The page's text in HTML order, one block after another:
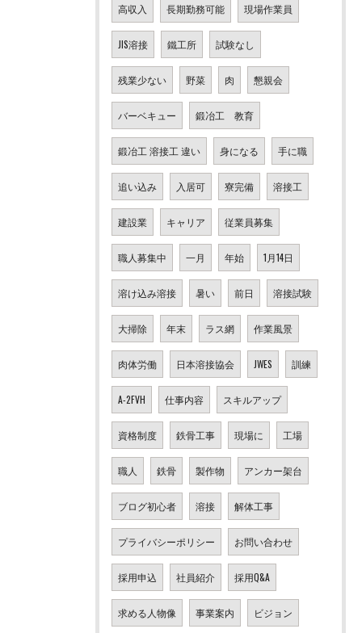
高収入 長期勤務可能 現場作業員
JIS溶接 鐵工所 試験なし
残業少ない 野菜 肉 懇親会
バーベキュー 鍛冶工 教育
鍛冶工 溶接工 違い 身になる 手に職
追い込み 入居可 寮完備 溶接工
建設業 キャリア 従業員募集
職人募集中 一月 年始 1月14日
溶け込み溶接 暑い 前日 溶接試験
大掃除 年末 ラス網 作業風景
肉体労働 日本溶接協会 JWES 訓練
A-2FVH 仕事内容 スキルアップ
資格制度 鉄骨工事 現場に 工場
職人 鉄骨 製作物 アンカー架台
ブログ初心者 溶接 解体工事
プライバシーポリシー お問い合わせ
採用申込 社員紹介 採用Q&A
求める人物像 事業案内 ビジョン